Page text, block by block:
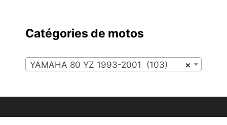
Catégories de motos
×
YAMAHA 80 YZ 1993-2001 (103)